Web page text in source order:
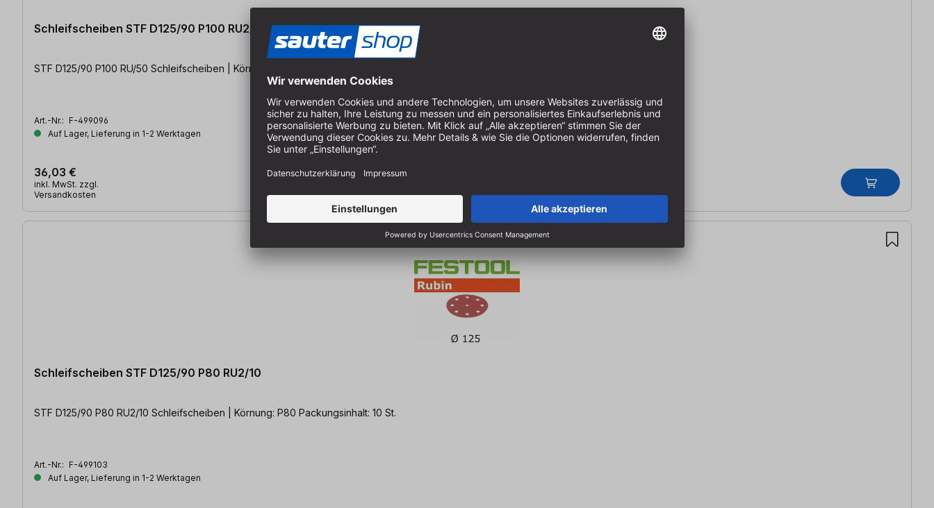
Schleifscheiben STF D125/90 P100 RU2/50
STF D125/90 P100 RU/50 Schleifscheiben | Körnung: P100 Packungsinhalt: 50 St.
Art.-Nr.: F-499096
Auf Lager, Lieferung in 1-2 Werktagen
36,03 €
inkl. MwSt. zzgl.
Versandkosten
Schleifscheiben STF D125/90 P80 RU2/10
STF D125/90 P80 RU2/10 Schleifscheiben | Körnung: P80 Packungsinhalt: 10 St.
Art.-Nr.: F-499103
Auf Lager, Lieferung in 1-2 Werktagen